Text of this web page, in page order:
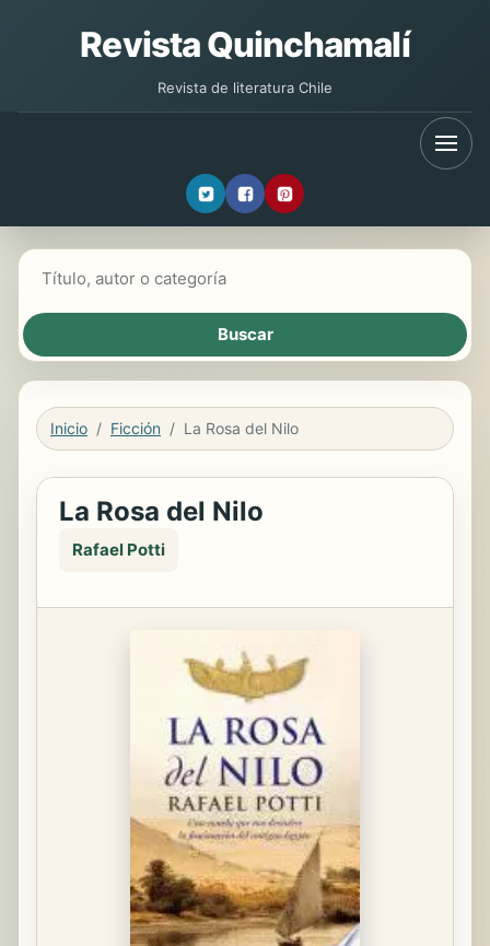
Revista Quinchamalí
Revista de literatura Chile
Inicio Ficción La Rosa del Nilo
La Rosa del Nilo
Rafael Potti